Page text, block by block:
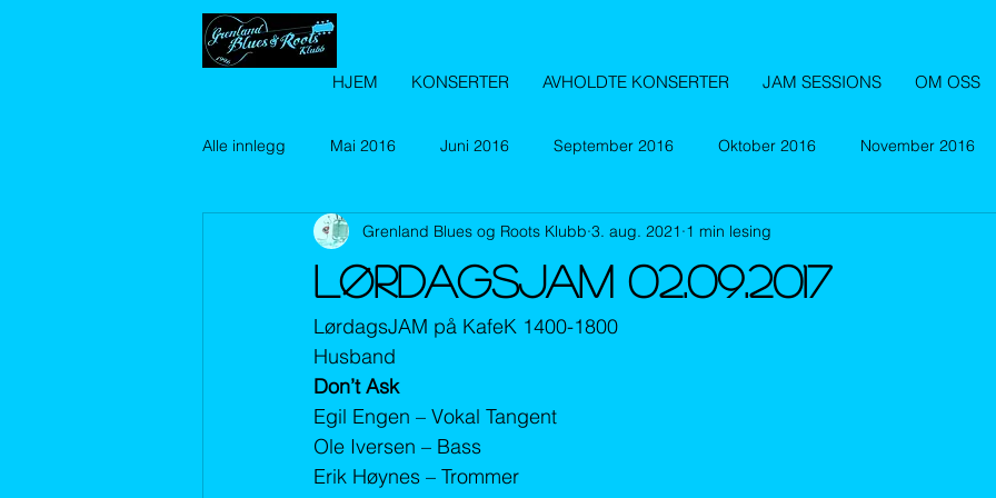
HJEM KONSERTER AVHOLDTE KONSERTER JAM SESSIONS OM OSS
Alle innlegg Mai 2016 Juni 2016 September 2016 Oktober 2016 November 2016
Februar 2017 April 2017 September 2017 Oktober 2017
januar 2018 Februar 2018 Mars 2018
Desember 2018 Januar 2019 Februar 2019
LørdagsJAM 02.09.2017
Grenland Blues og Roots Klubb 3. aug. 2021 1 min lesing
LørdagsJAM på KafeK 1400-1800
Husband
Don’t Ask
Egil Engen – Vokal Tangent
Ole Iversen – Bass
Erik Høynes – Trommer